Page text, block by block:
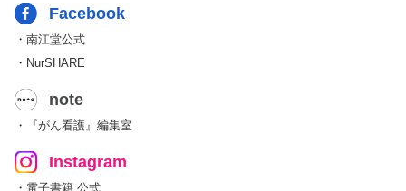
Facebook
・南江堂公式
・NurSHARE
note
・『がん看護』編集室
Instagram
・電子書籍 公式